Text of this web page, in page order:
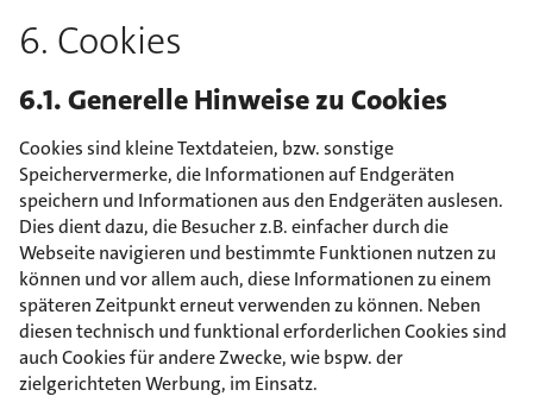
6. Cookies
6.1. Generelle Hinweise zu Cookies
Cookies sind kleine Textdateien, bzw. sonstige
Speichervermerke, die Informationen auf Endgeräten
speichern und Informationen aus den Endgeräten auslesen.
Dies dient dazu, die Besucher z.B. einfacher durch die
Webseite navigieren und bestimmte Funktionen nutzen zu
können und vor allem auch, diese Informationen zu einem
späteren Zeitpunkt erneut verwenden zu können. Neben
diesen technisch und funktional erforderlichen Cookies sind
auch Cookies für andere Zwecke, wie bspw. der
zielgerichteten Werbung, im Einsatz.